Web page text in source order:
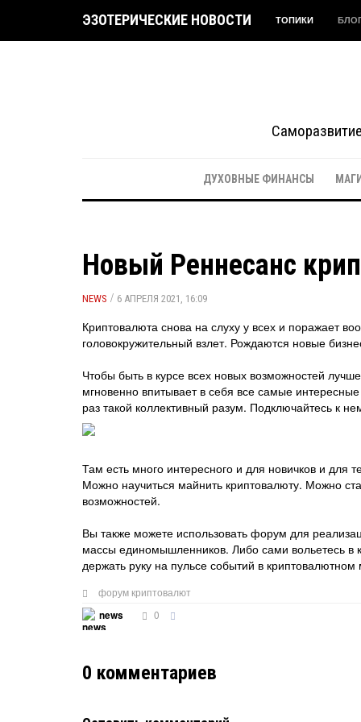
ЭЗОТЕРИЧЕСКИЕ НОВОСТИ ТОПИКИ
ДУХОВНЫЕ ФИНАНСЫ
Новый Реннесанс
NEWS / 6 АПРЕЛЯ 2021, 16:09
Криптовалюта снова на слуху у всех и поражает
головокружительный взлет. Рождаются новые
Чтобы быть в курсе всех новых возможностей
мгновенно впитывает в себя все самые
раз такой коллективный разум. Подключайтесь к
Там есть много интересного и для новичков и для
Можно научиться майнить криптовалюту. Можно
возможностей.
Вы также можете использовать форум для
массы единомышленников. Либо сами вольетесь в
держать руку на пульсе событий в криптовалютном
форум криптовалют
news
0
0 комментариев